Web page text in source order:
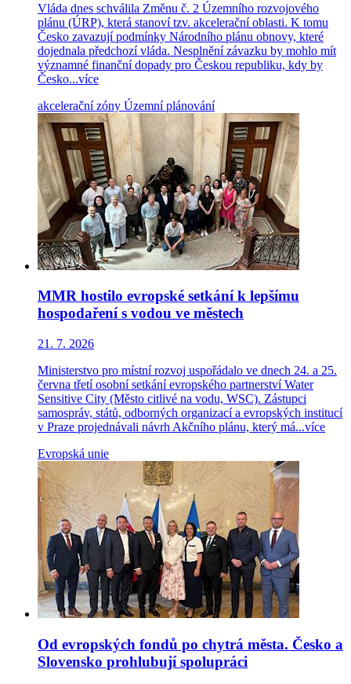
Vláda dnes schválila Změnu č. 2 Územního rozvojového
plánu (ÚRP), která stanoví tzv. akcelerační oblasti. K tomu
Česko zavazují podmínky Národního plánu obnovy, které
dojednala předchozí vláda. Nesplnění závazku by mohlo mít
významné finanční dopady pro Českou republiku, kdy by
Česko...více
akcelerační zóny Územní plánování
MMR hostilo evropské setkání k lepšímu
hospodaření s vodou ve městech
21. 7. 2026
Ministerstvo pro místní rozvoj uspořádalo ve dnech 24. a 25.
června třetí osobní setkání evropského partnerství Water
Sensitive City (Město citlivé na vodu, WSC). Zástupci
samospráv, států, odborných organizací a evropských institucí
v Praze projednávali návrh Akčního plánu, který má...více
Evropská unie
Od evropských fondů po chytrá města. Česko a
Slovensko prohlubují spolupráci